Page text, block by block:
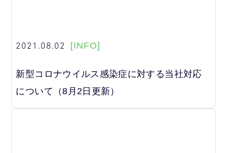
2021.08.02 [INFO]
新型コロナウイルス感染症に対する当社対応
について（8月2日更新）